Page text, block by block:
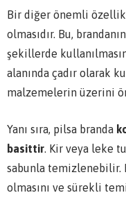
Bir diğer önemli özellik
olmasıdır. Bu,
şekillerde
alanında çadır olarak
malzemelerin üzerini
Yanı sıra, pilsa branda
basittir. Kir veya leke
sabunla temizlenebilir.
olmasını ve sürekli